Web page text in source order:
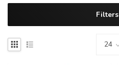
Filters